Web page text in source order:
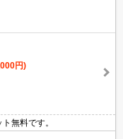
円)
無料です。